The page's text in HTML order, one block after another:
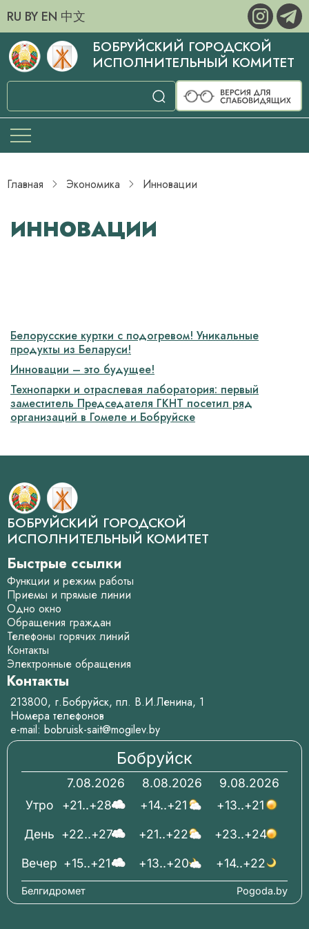
RU BY EN 中文
БОБРУЙСКИЙ ГОРОДСКОЙ
ИСПОЛНИТЕЛЬНЫЙ КОМИТЕТ
Главная Экономика Инновации
ИННОВАЦИИ
Белорусские куртки с подогревом! Уникальные
продукты из Беларуси!­
Инновации – это будущее!
Технопарки и отраслевая лаборатория: первый
заместитель Председателя ГКНТ посетил ряд
организаций в Гомеле и Бобруйске­
БОБРУЙСКИЙ ГОРОДСКОЙ
ИСПОЛНИТЕЛЬНЫЙ КОМИТЕТ
Быстрые ссылки
Функции и режим работы
Приемы и прямые линии
Одно окно
Обращения граждан
Телефоны горячих линий
Контакты
Электронные обращения
Контакты
213800, г.Бобруйск, пл. В.И.Ленина, 1
Номера телефонов
e-mail: bobruisk-sait@mogilev.by
Бобруйск
7.08.2026
+21..+28
+22..+27
+15..+21
8.08.2026
+14..+21
+21..+22
+13..+20
9.08.2026
+13..+21
+23..+24
+14..+22
Вечер
День
Утро
Pogoda.by
Белгидромет